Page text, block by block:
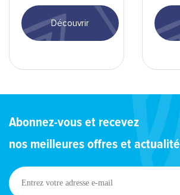
Découvrir
Abonnez-vous et recevez
nos meilleures offres et
Entrez
votre